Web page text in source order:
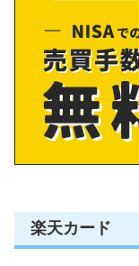
楽天カード